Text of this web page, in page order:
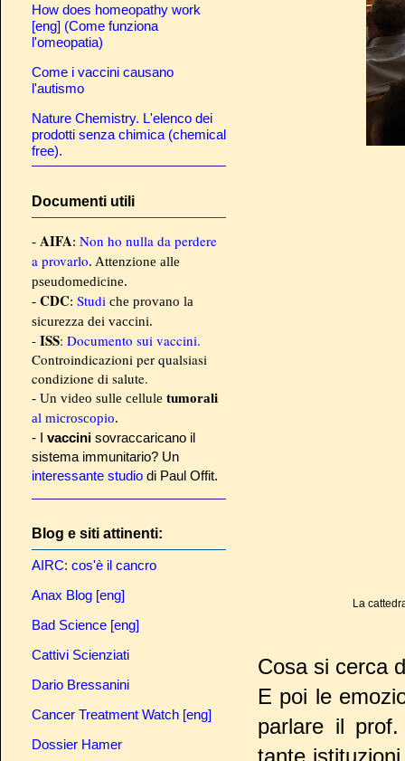
La
Cosa si cerca
E poi le
parlare il
tante
How does homeopathy work
[eng] (Come funziona
l'omeopatia)
Come i vaccini causano
l'autismo
Nature Chemistry. L'elenco dei
prodotti senza chimica (chemical
free).
Documenti utili
- AIFA: Non ho nulla da perdere
a provarlo. Attenzione alle
pseudomedicine.
- CDC: Studi che provano la
sicurezza dei vaccini.
- ISS: Documento sui vaccini.
Controindicazioni per qualsiasi
condizione di salute.
- Un video sulle cellule tumorali
al microscopio.
- I vaccini sovraccaricano il
sistema immunitario? Un
interessante studio di Paul Offit.
Blog e siti attinenti:
AIRC: cos'è il cancro
Anax Blog [eng]
Bad Science [eng]
Cattivi Scienziati
Dario Bressanini
Cancer Treatment Watch [eng]
Dossier Hamer